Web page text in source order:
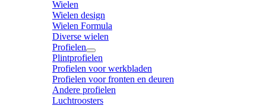
Wielen
Wielen design
Wielen Formula
Diverse wielen
Profielen
Plintprofielen
Profielen voor werkbladen
Profielen voor fronten en deuren
Andere profielen
Luchtroosters